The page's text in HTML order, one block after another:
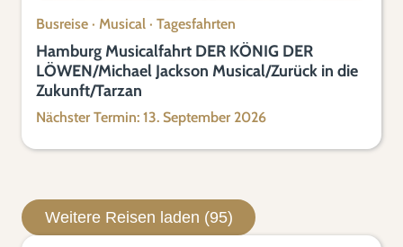
Busreise · Musical · Tagesfahrten
Hamburg Musicalfahrt DER KÖNIG DER
LÖWEN/Michael Jackson Musical/Zurück in die
Zukunft/Tarzan
Nächster Termin: 13. September 2026
Weitere Reisen laden (95)